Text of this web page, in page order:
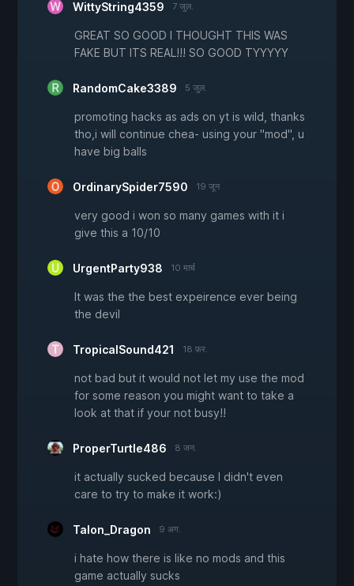
WittyString4359 7 जुल.
GREAT SO GOOD I THOUGHT THIS WAS
FAKE BUT ITS REAL!!! SO GOOD TYYYYY
RandomCake3389 5 जुल.
promoting hacks as ads on yt is wild, thanks
tho,i will continue chea- using your ''mod'', u
have big balls
OrdinarySpider7590 19 जून
very good i won so many games with it i
give this a 10/10
UrgentParty938 10 मार्च
It was the the best expeirence ever being
the devil
TropicalSound421 18 फ़र.
not bad but it would not let my use the mod
for some reason you might want to take a
look at that if your not busy!!
ProperTurtle486 8 जन.
it actually sucked because I didn't even
care to try to make it work:)
Talon_Dragon 9 अग.
i hate how there is like no mods and this
game actually sucks